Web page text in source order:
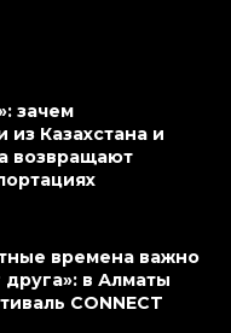
зачем
из Казахстана и
возвращают
времена важно
друга»: в Алматы
CONNECT